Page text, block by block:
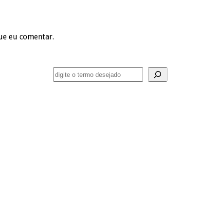
eu comentar.